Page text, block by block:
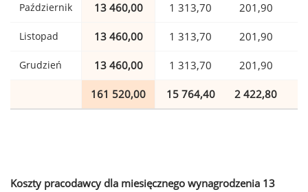
Październik 13 460,00 1 313,70 201,90
Listopad 13 460,00 1 313,70 201,90
Grudzień 13 460,00 1 313,70 201,90
161 520,00 15 764,40 2 422,80
Koszty pracodawcy dla miesięcznego wynagrodzenia 13